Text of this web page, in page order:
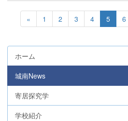
« 1 2 3 4 5 6
ホーム
城南News
寄居探究学
学校紹介